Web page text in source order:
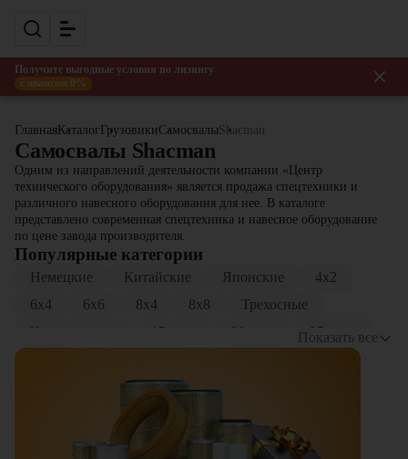
Получите выгодные условия по лизингу
с авансом 0%
Главная Каталог ГрузовикиСамосвалыShacman
Самосвалы Shacman
Одним из направлений деятельности компании «Центр
технического оборудования» является продажа спецтехники и
различного навесного оборудования для нее. В каталоге
представлено современная спецтехника и навесное оборудование
по цене завода производителя.
Популярные категории
Немецкие Китайские Японские
4x2
6x4
6x6 8x4 8x8
Трехосные
Четырехосные
15 тонн 20 тонн
25 тонн
Показать все